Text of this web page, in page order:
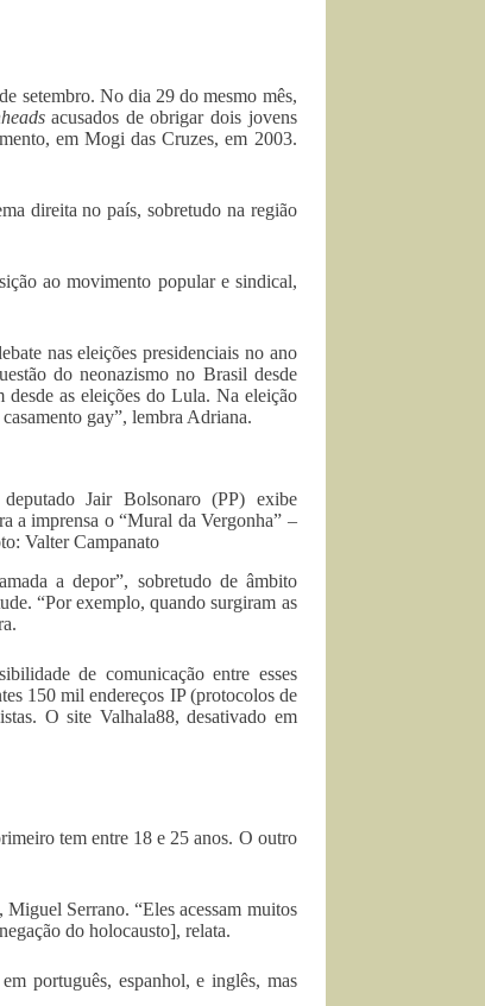
setembro. No dia 29 do mesmo mês,
acusados de obrigar dois jovens
em Mogi das Cruzes, em 2003.
direita no país, sobretudo na região
ao movimento popular e sindical,
nas eleições presidenciais no ano
do neonazismo no Brasil desde
desde as eleições do Lula. Na eleição
gay”, lembra Adriana.
Jair Bolsonaro (PP) exibe
a imprensa o “Mural da Vergonha” –
Valter Campanato
a depor”, sobretudo de âmbito
“Por exemplo, quando surgiram as
de comunicação entre esses
150 mil endereços IP (protocolos de
O site Valhala88, desativado em
tem entre 18 e 25 anos. O outro
Serrano. “Eles acessam muitos
do holocausto], relata.
português, espanhol, e inglês, mas